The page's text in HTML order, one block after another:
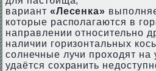
вариант «Лесенка»
которые располагаются в
направлении относительно
наличии горизонтальных
солнечные лучи проходят на
удаётся сохранить